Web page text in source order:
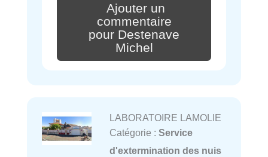
Ajouter un
commentaire
pour Destenave
Michel
LABORATOIRE LAMOLIE
Catégorie : Service
d'extermination des nuis